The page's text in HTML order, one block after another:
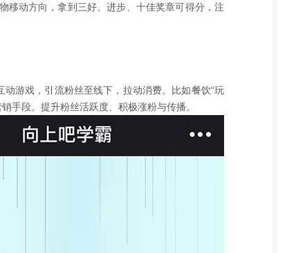
移动方向，拿到三好、进步、十佳奖章可得分，注
游戏，引流粉丝至线下，拉动消费。比如餐饮“玩
手段。提升粉丝活跃度、积极涨粉与传播。